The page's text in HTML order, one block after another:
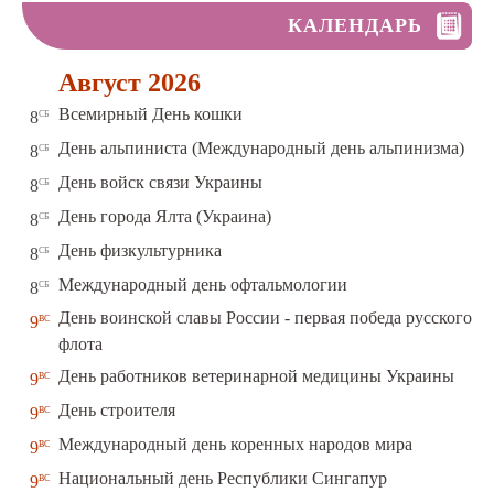
КАЛЕНДАРЬ
Август 2026
8сб Всемирный День кошки
8сб День альпиниста (Международный день альпинизма)
8сб День войск связи Украины
8сб День города Ялта (Украина)
8сб День физкультурника
8сб Международный день офтальмологии
9вс
День воинской славы России - первая победа русского
флота
9вс День работников ветеринарной медицины Украины
9вс День строителя
9вс Международный день коренных народов мира
9вс Национальный день Республики Сингапур